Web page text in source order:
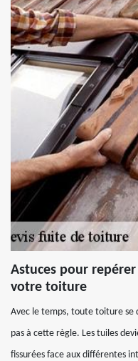
Astuces pour
votre toiture
Avec le temps, toute toiture se
pas à cette règle. Les tuiles
fissurées face aux différentes